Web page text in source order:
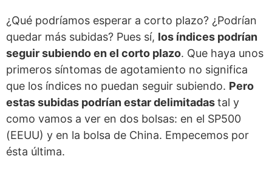
¿Qué podríamos esperar a corto plazo? ¿Podrían
quedar más subidas? Pues sí, los índices podrían
seguir subiendo en el corto plazo. Que haya unos
primeros síntomas de agotamiento no significa
que los índices no puedan seguir subiendo. Pero
estas subidas podrían estar delimitadastal y
como vamos a ver en dos bolsas: en el SP500
(EEUU) y en la bolsa de China. Empecemos por
ésta última.